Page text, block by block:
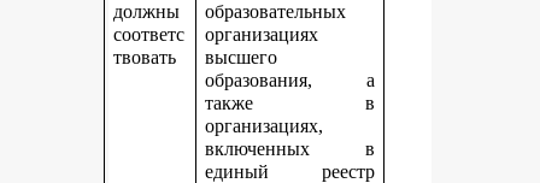
должны
соответс
твовать
образовательных
организациях
высшего
образования, а
также в
организациях,
включенных в
единый реестр